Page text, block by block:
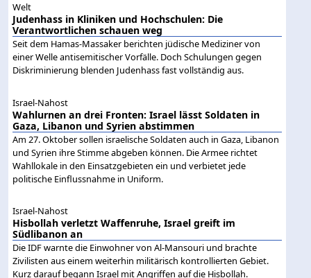
Welt
Judenhass in Kliniken und Hochschulen: Die
Verantwortlichen schauen weg
Seit dem Hamas-Massaker berichten jüdische Mediziner von
einer Welle antisemitischer Vorfälle. Doch Schulungen gegen
Diskriminierung blenden Judenhass fast vollständig aus.
Israel-Nahost
Wahlurnen an drei Fronten: Israel lässt Soldaten in
Gaza, Libanon und Syrien abstimmen
Am 27. Oktober sollen israelische Soldaten auch in Gaza, Libanon
und Syrien ihre Stimme abgeben können. Die Armee richtet
Wahllokale in den Einsatzgebieten ein und verbietet jede
politische Einflussnahme in Uniform.
Israel-Nahost
Hisbollah verletzt Waffenruhe, Israel greift im
Südlibanon an
Die IDF warnte die Einwohner von Al-Mansouri und brachte
Zivilisten aus einem weiterhin militärisch kontrollierten Gebiet.
Kurz darauf begann Israel mit Angriffen auf die Hisbollah.